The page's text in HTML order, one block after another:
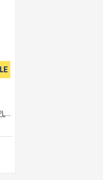
Curea Simpla Neagra - CUREA PLAIN NEAGRA - 2XL 3XL 4XL 5XL 6XL 7XL